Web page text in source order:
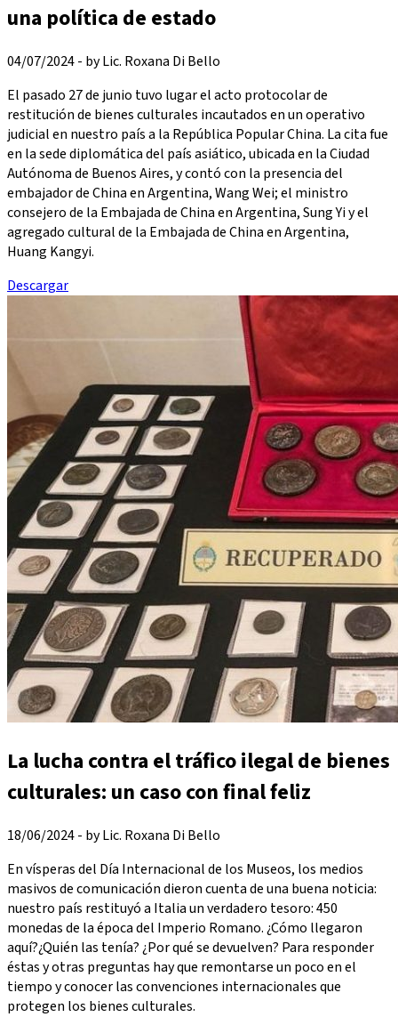
una política de estado
04/07/2024 - by Lic. Roxana Di Bello
El pasado 27 de junio tuvo lugar el acto protocolar de
restitución de bienes culturales incautados en un operativo
judicial en nuestro país a la República Popular China. La cita fue
en la sede diplomática del país asiático, ubicada en la Ciudad
Autónoma de Buenos Aires, y contó con la presencia del
embajador de China en Argentina, Wang Wei; el ministro
consejero de la Embajada de China en Argentina, Sung Yi y el
agregado cultural de la Embajada de China en Argentina,
Huang Kangyi.
Descargar
La lucha contra el tráfico ilegal de bienes
culturales: un caso con final feliz
18/06/2024 - by Lic. Roxana Di Bello
En vísperas del Día Internacional de los Museos, los medios
masivos de comunicación dieron cuenta de una buena noticia:
nuestro país restituyó a Italia un verdadero tesoro: 450
monedas de la época del Imperio Romano. ¿Cómo llegaron
aquí?¿Quién las tenía? ¿Por qué se devuelven? Para responder
éstas y otras preguntas hay que remontarse un poco en el
tiempo y conocer las convenciones internacionales que
protegen los bienes culturales.